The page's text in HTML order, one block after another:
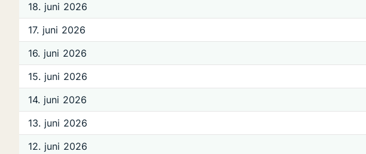
18. juni 2026
17. juni 2026
16. juni 2026
15. juni 2026
14. juni 2026
13. juni 2026
12. juni 2026